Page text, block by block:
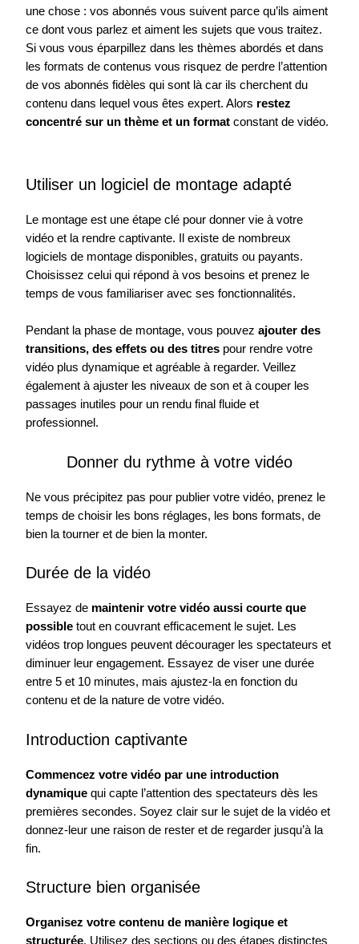
une chose : vos abonnés vous suivent parce qu’ils aiment
ce dont vous parlez et aiment les sujets que vous traitez.
Si vous vous éparpillez dans les thèmes abordés et dans
les formats de contenus vous risquez de perdre l’attention
de vos abonnés fidèles qui sont là car ils cherchent du
contenu dans lequel vous êtes expert. Alors restez
concentré sur un thème et un format constant de vidéo.
Utiliser un logiciel de montage adapté
Le montage est une étape clé pour donner vie à votre
vidéo et la rendre captivante. Il existe de nombreux
logiciels de montage disponibles, gratuits ou payants.
Choisissez celui qui répond à vos besoins et prenez le
temps de vous familiariser avec ses fonctionnalités.
Pendant la phase de montage, vous pouvezajouter des
transitions, des effets ou des titres pour rendre votre
vidéo plus dynamique et agréable à regarder. Veillez
également à ajuster les niveaux de son et à couper les
passages inutiles pour un rendu final fluide et
professionnel.
Donner du rythme à votre vidéo
Ne vous précipitez pas pour publier votre vidéo, prenez le
temps de choisir les bons réglages, les bons formats, de
bien la tourner et de bien la monter.
Durée de la vidéo
Essayez de maintenir votre vidéo aussi courte que
possible tout en couvrant efficacement le sujet. Les
vidéos trop longues peuvent décourager les spectateurs et
diminuer leur engagement. Essayez de viser une durée
entre 5 et 10 minutes, mais ajustez-la en fonction du
contenu et de la nature de votre vidéo.
Introduction captivante
Commencez votre vidéo par une introduction
dynamique qui capte l’attention des spectateurs dès les
premières secondes. Soyez clair sur le sujet de la vidéo et
donnez-leur une raison de rester et de regarder jusqu’à la
fin.
Structure bien organisée
Organisez votre contenu de manière logique et
structurée. Utilisez des sections ou des étapes distinctes